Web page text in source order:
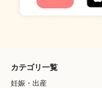
カテゴリ一覧
妊娠・出産